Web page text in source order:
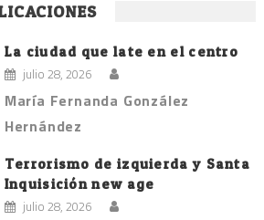
La ciudad que late en el centro
julio 28, 2026
María Fernanda González
Hernández
Terrorismo de izquierda y Santa
Inquisición new age
julio 28, 2026